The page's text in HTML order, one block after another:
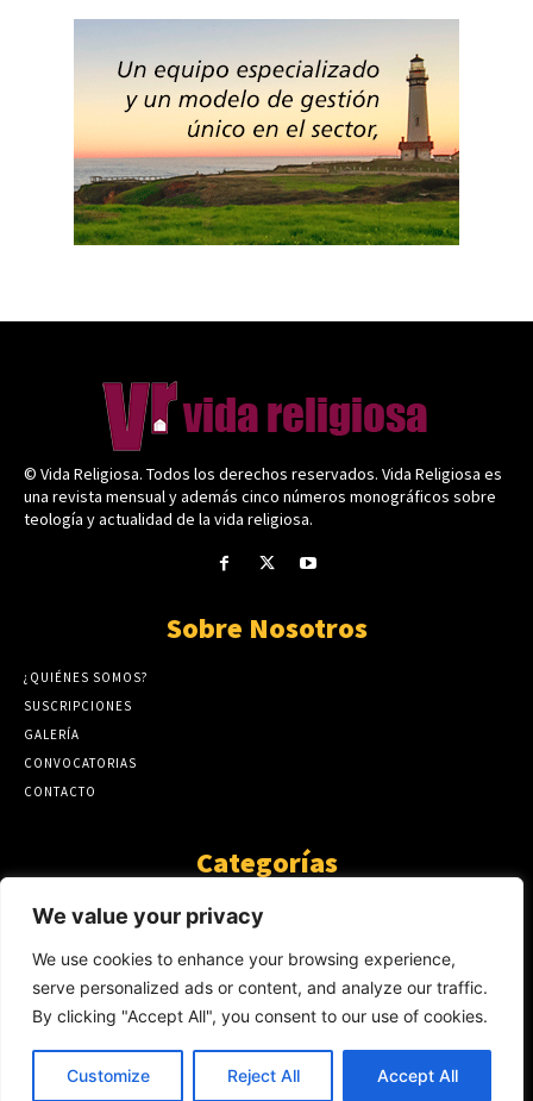
We value your privacy
We use cookies to enhance your browsing experience,
serve personalized ads or content, and analyze our traffic.
By clicking "Accept All", you consent to our use of cookies.
Customize Reject All Accept All
© Vida Religiosa. Todos los derechos reservados. Vida Religiosa es
una revista mensual y además cinco números monográficos sobre
teología y actualidad de la vida religiosa.
Sobre Nosotros
¿QUIÉNES SOMOS?
SUSCRIPCIONES
GALERÍA
CONVOCATORIAS
CONTACTO
Categorías
ARTÍCULOS
GUANTE DE SEDA
AL CALOR DE LA PALABRA
Y YO QUE SÉ
423
NOTICIAS
234
SIN CATEGORÍA
174